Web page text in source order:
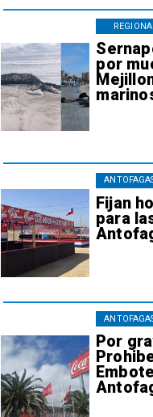
por
Fijan
para
Por